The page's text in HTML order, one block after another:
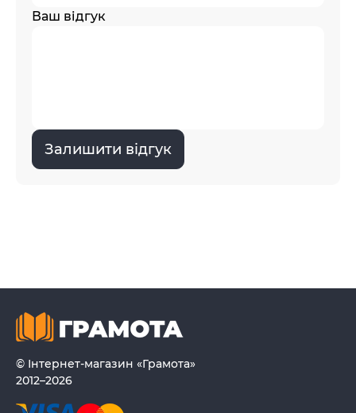
Ваш відгук
Залишити відгук
© Інтернет-магазин «Грамота»
2012–2026